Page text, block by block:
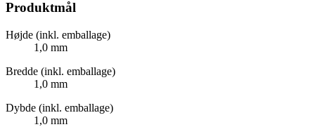
Produktmål
Højde (inkl. emballage)
1,0 mm
Bredde (inkl. emballage)
1,0 mm
Dybde (inkl. emballage)
1,0 mm